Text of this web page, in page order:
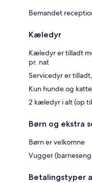
Bemandet
Kæledyr
Kæledyr er tilladt
pr. nat
Servicedyr er
Kun hunde og
2 kæledyr i alt (op
Børn og ekstra
Børn er velkomne
Vugger
Betalingstyper